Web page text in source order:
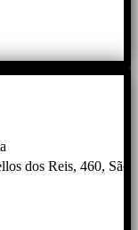
dos Reis, 460, São